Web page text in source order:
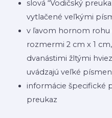
slová “Vodičský
vytlačené veľkými
v ľavom hornom
rozmermi 2 cm x 1
dvanástimi žltými
uvádzajú veľké
informácie špecifické
preukaz